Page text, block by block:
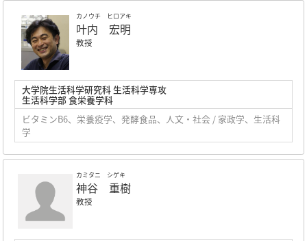
カノウチ ヒロアキ
叶内 宏明
教授
大学院生活科学研究科 生活科学専攻
生活科学部 食栄養学科
ビタミンB6、栄養疫学、発酵食品、人文・社会 / 家政学、生活科
学
カミタニ シゲキ
神谷 重樹
教授